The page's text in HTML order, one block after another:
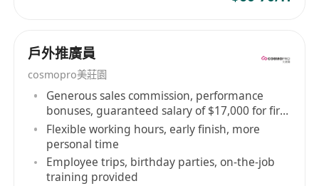
戶外推廣員
cosmopro美莊園
Generous sales commission, performance
bonuses, guaranteed salary of $17,000 for first
two months
Flexible working hours, early finish, more
personal time
Employee trips, birthday parties, on-the-job
training provided